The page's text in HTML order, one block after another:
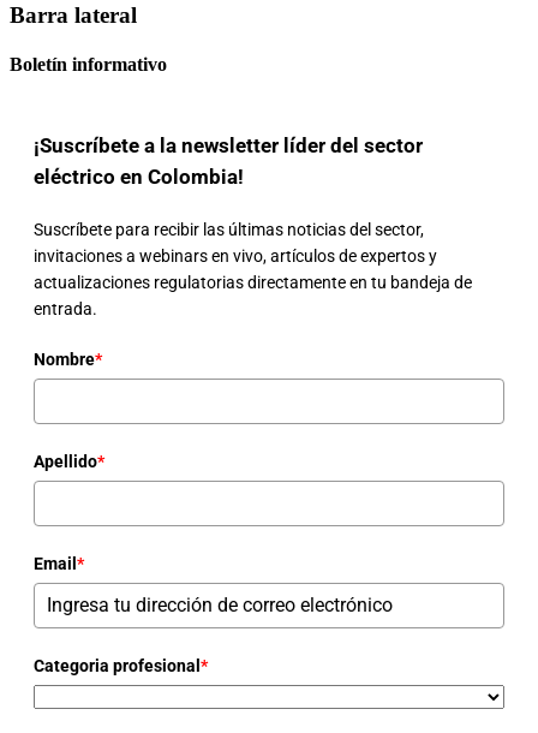
Barra lateral
Boletín informativo
¡Suscríbete a la newsletter líder del sector
eléctrico en Colombia!
Suscríbete para recibir las últimas noticias del sector,
invitaciones a webinars en vivo, artículos de expertos y
actualizaciones regulatorias directamente en tu bandeja de
entrada.
Nombre*
Apellido*
Email *
Categoria profesional *